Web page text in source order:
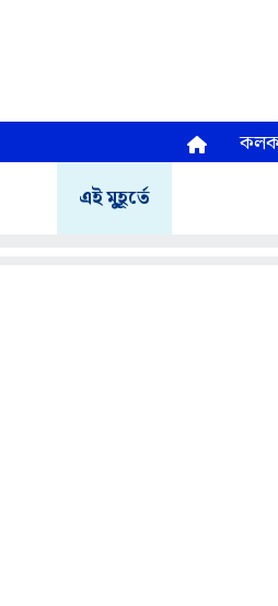
এই মুহূর্তে